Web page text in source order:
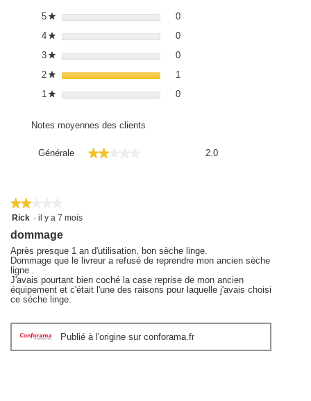
5 ★étoiles 00 avis avec 5 étoiles.
Sélectionnez pour filtrer les
4 ★étoiles 00 avis avec 4 étoiles.
Sélectionnez pour filtrer les
3 ★étoiles 00 avis avec 3 étoiles.
Sélectionnez pour filtrer les
2 ★étoiles 1
1 ★étoiles 00 avis avec 1 étoile.
Sélectionnez pour filtrer les
Notes moyennes des clients
Générale ★★★★★
★★★★★ 2.0
sur
5.
★★★★★
★★★★★
2
5
Rick · il y a 7 mois
dommage
Après presque 1 an d'utilisation, bon sèche linge.
Dommage que le livreur a refusé de reprendre mon ancien sèche
ligne .
J'avais pourtant bien coché la case reprise de mon ancien
équipement et c'était l'une des raisons pour laquelle j'avais choisi
ce sèche linge.
Publié à l'origine sur conforama.fr